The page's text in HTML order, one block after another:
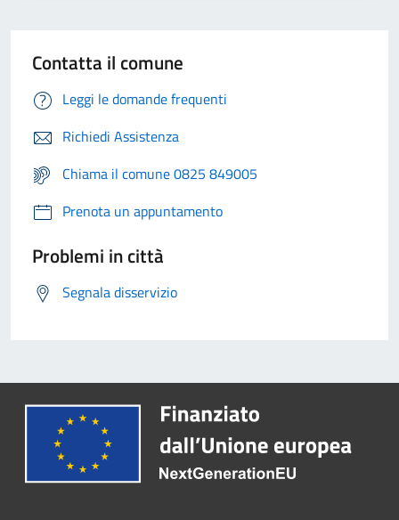
Contatta il comune
Leggi le domande frequenti
Richiedi Assistenza
Chiama il comune 0825 849005
Prenota un appuntamento
Problemi in città
Segnala disservizio